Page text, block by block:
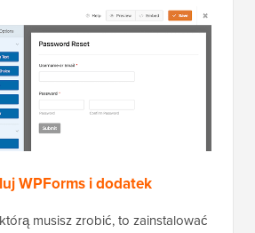
WPForms i dodatek
musisz zrobić, to zainstalować